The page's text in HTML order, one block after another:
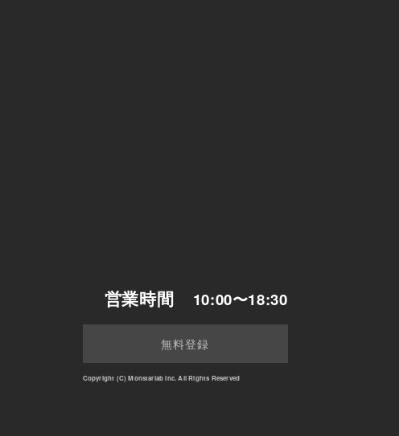
営業時間 10:00〜18:30
無料登録
Copyright (C) Monstarlab Inc. All Rights Reserved